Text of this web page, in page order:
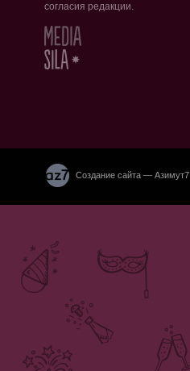
согласия редакции.
Создание сайта — Азимут7